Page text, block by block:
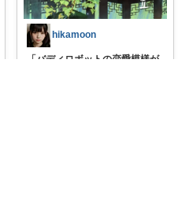
hikamoon
「バディロボットの恋愛模様が